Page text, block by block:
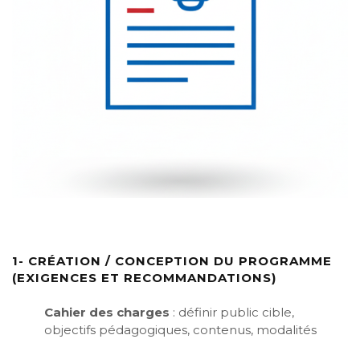
1- CRÉATION / CONCEPTION DU PROGRAMME
(EXIGENCES ET RECOMMANDATIONS)
Cahier des charges : définir public cible,
objectifs pédagogiques, contenus, modalités